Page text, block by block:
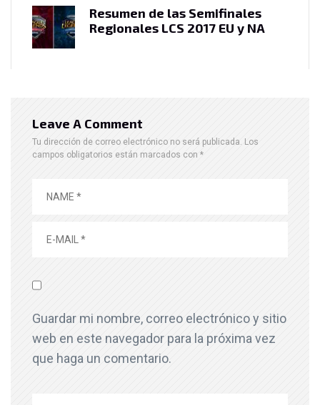
Resumen de las Semifinales
Regionales LCS 2017 EU y NA
Leave A Comment
Tu dirección de correo electrónico no será publicada. Los
campos obligatorios están marcados con *
Guardar mi nombre, correo electrónico y sitio
web en este navegador para la próxima vez
que haga un comentario.